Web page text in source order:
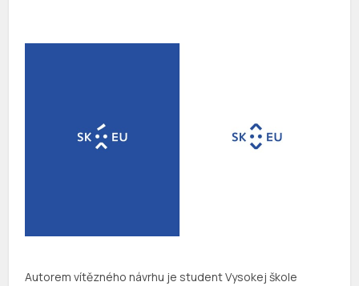
Autorem vítězného návrhu je student Vysokej škole